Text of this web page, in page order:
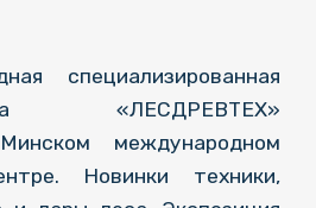
специализированная
«ЛЕСДРЕВТЕХ»
международном
Новинки техники,